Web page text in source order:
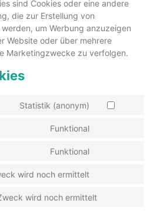
sind Cookies oder eine andere
die zur Erstellung von
um Werbung anzuzeigen
Website oder über mehrere
Marketingzwecke zu verfolgen.
Statistik (anonym)
Funktional
Funktional
wird noch ermittelt
wird noch ermittelt